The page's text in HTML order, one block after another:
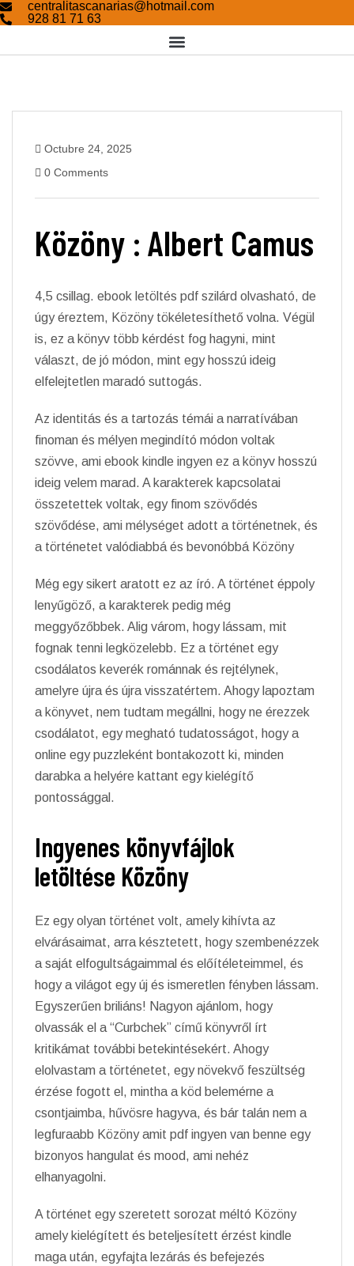
centralitascanarias@hotmail.com
928 81 71 63
Octubre 24, 2025
0 Comments
Közöny : Albert Camus
4,5 csillag. ebook letöltés pdf szilárd olvasható, de
úgy éreztem, Közöny tökéletesíthető volna. Végül
is, ez a könyv több kérdést fog hagyni, mint
választ, de jó módon, mint egy hosszú ideig
elfelejtetlen maradó suttogás.
Az identitás és a tartozás témái a narratívában
finoman és mélyen megindító módon voltak
szövve, ami ebook kindle ingyen ez a könyv hosszú
ideig velem marad. A karakterek kapcsolatai
összetettek voltak, egy finom szövődés
szövődése, ami mélységet adott a történetnek, és
a történetet valódiabbá és bevonóbbá Közöny
Még egy sikert aratott ez az író. A történet éppoly
lenyűgöző, a karakterek pedig még
meggyőzőbbek. Alig várom, hogy lássam, mit
fognak tenni legközelebb. Ez a történet egy
csodálatos keverék románnak és rejtélynek,
amelyre újra és újra visszatértem. Ahogy lapoztam
a könyvet, nem tudtam megállni, hogy ne érezzek
csodálatot, egy megható tudatosságot, hogy a
online egy puzzleként bontakozott ki, minden
darabka a helyére kattant egy kielégítő
pontossággal.
Ingyenes könyvfájlok
letöltése Közöny
Ez egy olyan történet volt, amely kihívta az
elvárásaimat, arra késztetett, hogy szembenézzek
a saját elfogultságaimmal és előítéleteimmel, és
hogy a világot egy új és ismeretlen fényben lássam.
Egyszerűen briliáns! Nagyon ajánlom, hogy
olvassák el a “Curbchek” című könyvről írt
kritikámat további betekintésekért. Ahogy
elolvastam a történetet, egy növekvő feszültség
érzése fogott el, mintha a köd belemérne a
csontjaimba, hűvösre hagyva, és bár talán nem a
legfuraabb Közöny amit pdf ingyen van benne egy
bizonyos hangulat és mood, ami nehéz
elhanyagolni.
A történet egy szeretett sorozat méltó Közöny
amely kielégített és beteljesített érzést kindle
maga után, egyfajta lezárás és befejezés